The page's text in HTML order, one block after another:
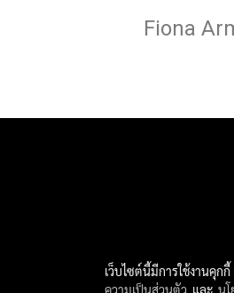
Fiona
เว็บไซต์นี้มีการใช้งานคุก
ความเป็นส่วนตัว และ น